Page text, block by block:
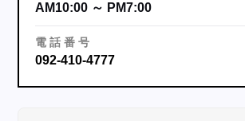
AM10:00 ～ PM7:00
電 話 番 号
092-410-4777